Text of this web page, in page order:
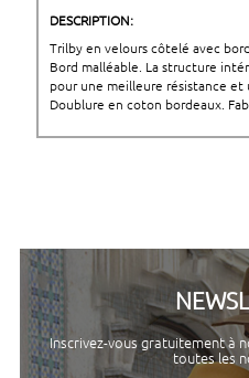
DESCRIPTION:
Trilby en velours côtelé avec
Bord malléable. La structure
pour une meilleure résistance
Doublure en coton bordeaux.
Inscrivez-vous gratuitement à
toutes les